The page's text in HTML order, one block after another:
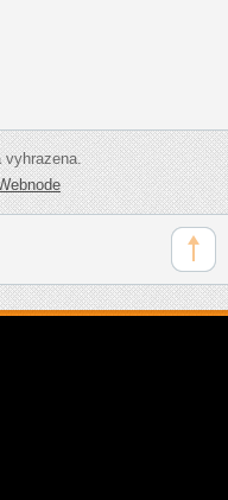
vyhrazena.